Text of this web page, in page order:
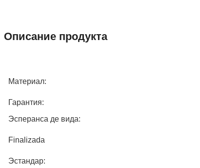
Описание продукта
Материал:
Гарантия:
Эсперанса де вида:
Finalizada
Эстандар: